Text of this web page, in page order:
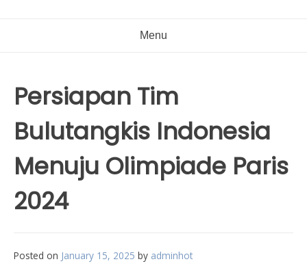
Menu
Persiapan Tim
Bulutangkis Indonesia
Menuju Olimpiade Paris
2024
Posted on January 15, 2025 by adminhot